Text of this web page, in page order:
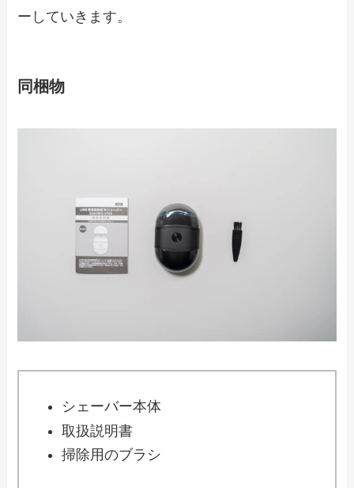
ーしていきます。
同梱物
シェーバー本体
取扱説明書
掃除用のブラシ